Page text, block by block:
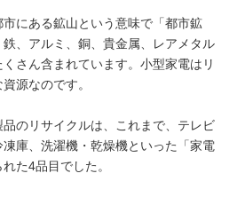
にある鉱山という意味で「都市鉱
、アルミ、銅、貴金属、レアメタル
さん含まれています。小型家電はリ
源なのです。
のリサイクルは、これまで、テレビ
庫、洗濯機・乾燥機といった「家電
た4品目でした。